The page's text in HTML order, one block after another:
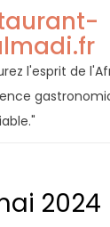
l'esprit de
2024